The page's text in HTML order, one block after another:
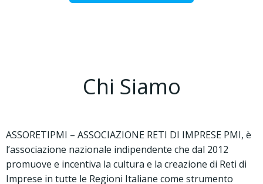
Chi Siamo
ASSORETIPMI – ASSOCIAZIONE RETI DI IMPRESE PMI, è
l’associazione nazionale indipendente che dal 2012
promuove e incentiva la cultura e la creazione di Reti di
Imprese in tutte le Regioni Italiane come strumento